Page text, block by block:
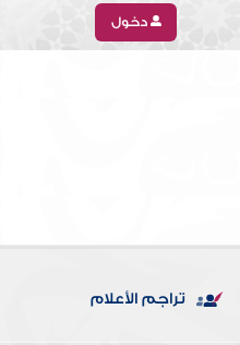
دخول
تراجم الأعلام